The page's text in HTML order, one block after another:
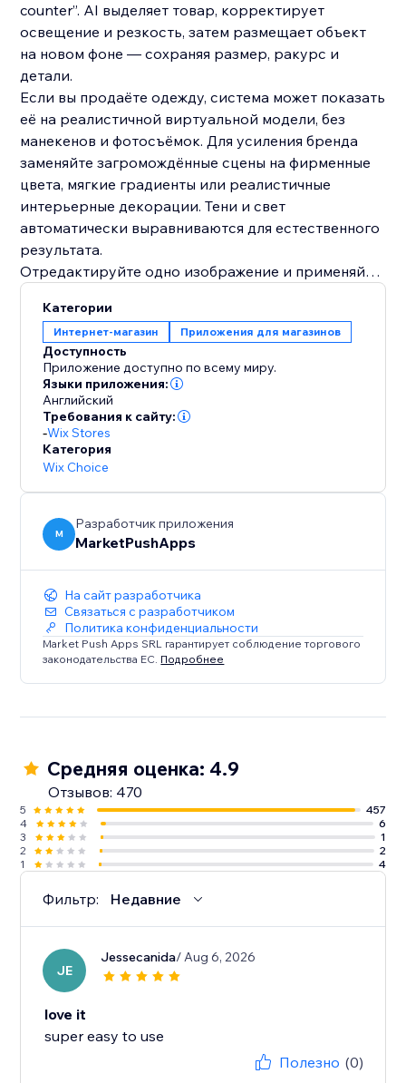
counter”. AI выделяет товар, корректирует
освещение и резкость, затем размещает объект
на новом фоне — сохраняя размер, ракурс и
детали.
Если вы продаёте одежду, система может показать
её на реалистичной виртуальной модели, без
манекенов и фотосъёмок. Для усиления бренда
заменяйте загромождённые сцены на фирменные
цвета, мягкие градиенты или реалистичные
интерьерные декорации. Тени и свет
автоматически выравниваются для естественного
результата.
Отредактируйте одно изображение и применяйте
Единые кадрирование, тени и яркость делают
большие каталоги профессиональными всего за
несколько минут. Сравните изображения,
выберите понравившееся и публикуйте прямо в
карточки товаров — без скачиваний и навыков
дизайна.
AI Product Images обеспечивает
профессиональные визуалы, больше доверия и
более высокие конверсии — всё благодаря ИИ.
Категории
Интернет-магазин Приложения для магазинов
Доступность
Приложение доступно по всему миру.
Языки приложения:
Английский
Требования к сайту:
-Wix Stores
Категория
Wix Choice
M
Разработчик приложения
MarketPushApps
На сайт разработчика
Связаться с разработчиком
Политика конфиденциальности
Market Push Apps SRL гарантирует соблюдение торгового
законодательства ЕС. Подробнее
Средняя оценка: 4.9
Отзывов: 470
5
457
4
6
3
1
2
2
1
4
Фильтр: Недавние
JE
Jessecanida/ Aug 6, 2026
love it
Полезно (0)